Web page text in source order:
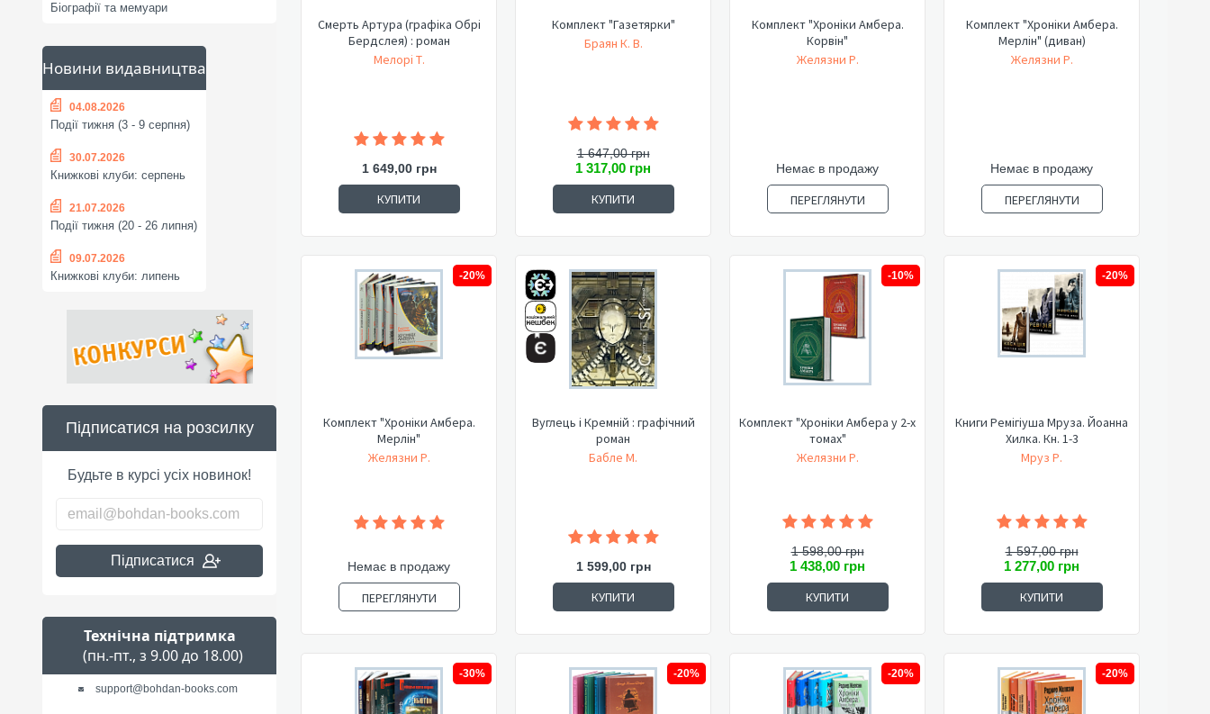
Біографії та мемуари
Новини видавництва
04.08.2026
Події тижня (3 - 9 серпня)
30.07.2026
Книжкові клуби: серпень
21.07.2026
Події тижня (20 - 26 липня)
09.07.2026
Книжкові клуби: липень
Підписатися на розсилку
Будьте в курсі усіх новинок!
Підписатися
Технічна підтримка
(пн.-пт., з 9.00 до 18.00)
support@bohdan-books.com
Смерть Артура (графіка Обрі
Бердслея) : роман
Мелорі Т.
1 649,00 грн
КУПИТИ
Комплект "Газетярки"
Браян К. В.
1 647,00 грн
1 317,00 грн
КУПИТИ
Комплект "Хроніки Амбера.
Корвін"
Желязни Р.
Немає в продажу
ПЕРЕГЛЯНУТИ
Комплект "Хроніки Амбера.
Мерлін" (диван)
Желязни Р.
Немає в продажу
ПЕРЕГЛЯНУТИ
-20%
Комплект "Хроніки Амбера.
Мерлін"
Желязни Р.
Немає в продажу
ПЕРЕГЛЯНУТИ
Вуглець і Кремній : графічний
роман
Бабле М.
1 599,00 грн
КУПИТИ
-10%
Комплект "Хроніки Амбера у 2-х
томах"
Желязни Р.
1 598,00 грн
1 438,00 грн
КУПИТИ
-20%
Книги Ремігіуша Мруза. Йоанна
Хилка. Кн. 1-3
Мруз Р.
1 597,00 грн
1 277,00 грн
КУПИТИ
-30% -20% -20% -20%